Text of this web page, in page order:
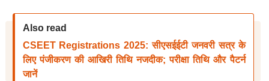
Also read
CSEET Registrations 2025: सीएसईईटी जनवरी सत्र के
लिए पंजीकरण की आखिरी तिथि नजदीक; परीक्षा तिथि और पैटर्न
जानें